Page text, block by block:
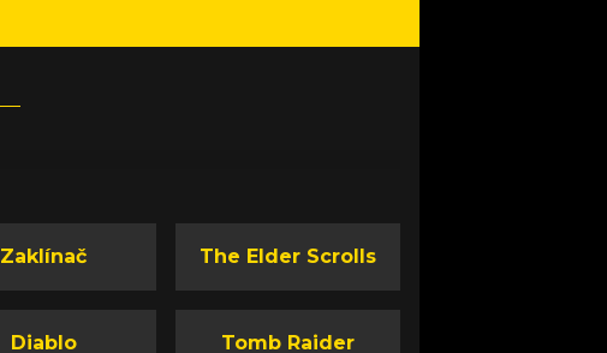
Zaklínač The Elder Scrolls
Diablo Tomb Raider